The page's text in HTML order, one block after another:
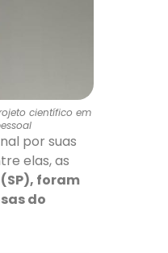
científico em
por suas
elas, as
foram
do